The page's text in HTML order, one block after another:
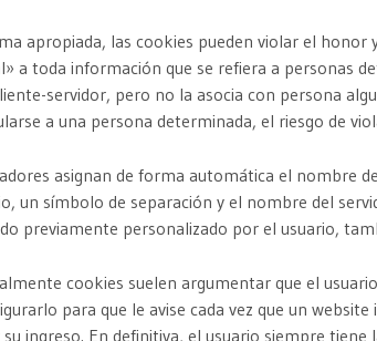
apropiada, las cookies pueden violar el
a toda información que se refiera a personas
servidor, pero no la asocia con persona
a una persona determinada, el riesgo de
asignan de forma automática el nombre
un símbolo de separación y el nombre del
previamente personalizado por el usuario,
cookies suelen argumentar que el
para que le avise cada vez que un
ingreso. En definitiva, el usuario siempre